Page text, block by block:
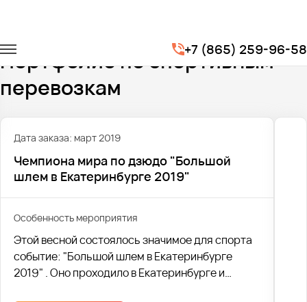
+7 (865) 259-96-58
Транспорт для спорта
Портфолио по спортивным
перевозкам
Дата заказа: март 2019
Чемпиона мира по дзюдо "Большой
шлем в Екатеринбурге 2019"
Особенность мероприятия
Этой весной состоялось значимое для спорта
событие: "Большой шлем в Екатеринбурге
2019" . Оно проходило в Екатеринбурге и